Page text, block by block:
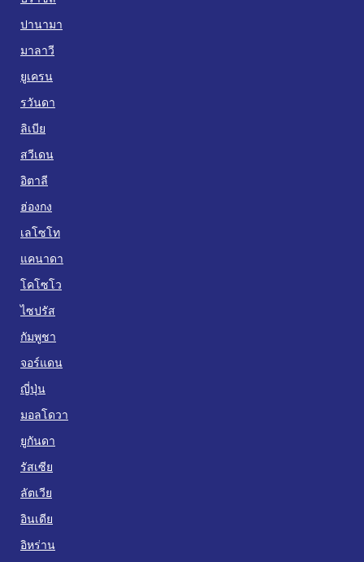
ปานามา
มาลาวี
ยูเครน
รวันดา
ลิเบีย
สวีเดน
อิตาลี
ฮ่องกง
เลโซโท
แคนาดา
โคโซโว
ไซปรัส
กัมพูชา
จอร์แดน
ญี่ปุ่น
มอลโดวา
ยูกันดา
รัสเซีย
ลัตเวีย
อินเดีย
อิหร่าน